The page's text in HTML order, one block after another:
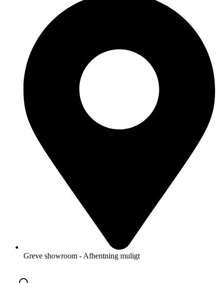
Greve showroom - Afhentning muligt